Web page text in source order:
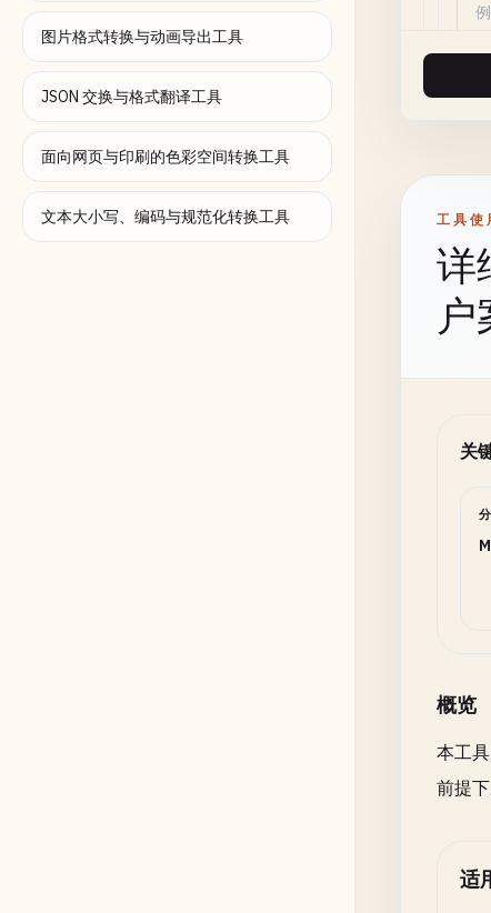
图片格式转换与动画导出工具
JSON 交换与格式翻译工具
面向网页与印刷的色彩空间转换工具
文本大小写、编码与规范化转换工具
设置
设置
插值
锐
0
增
工具使
详
户
关
概览
本工
前提
适